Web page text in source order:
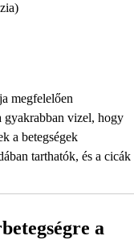
megfelelően
gyakrabban vizel, hogy
a betegségek
tarthatók, és a cicák
a